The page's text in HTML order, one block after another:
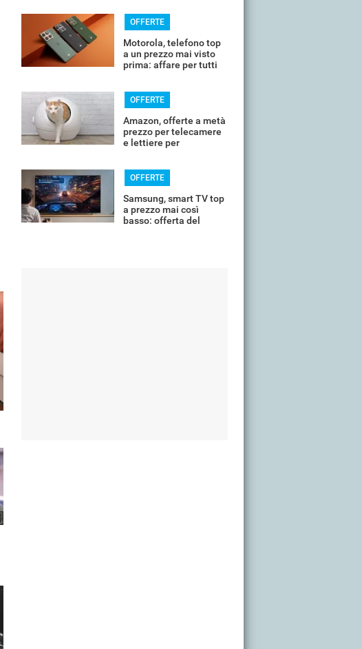
OFFERTE
Motorola, telefono top
a un prezzo mai visto
prima: affare per tutti
OFFERTE
Amazon, offerte a metà
prezzo per telecamere
e lettiere per
OFFERTE
Samsung, smart TV top
a prezzo mai così
basso: offerta del